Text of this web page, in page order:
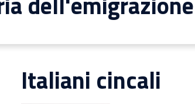
Italiani cincali